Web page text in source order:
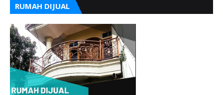
RUMAH DIJUAL